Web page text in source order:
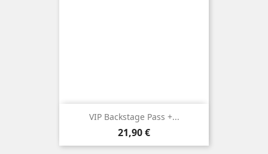
VIP Backstage Pass +...
Prix
21,90 €